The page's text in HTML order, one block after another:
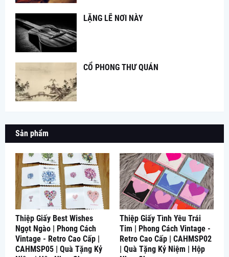
LẶNG LẼ NƠI NÀY
CỔ PHONG THƯ QUÁN
Sản phẩm
Thiệp Giấy Best Wishes
Ngọt Ngào | Phong Cách
Vintage - Retro Cao Cấp |
CAHMSP05 | Quà Tặng Kỷ
Thiệp Giấy Tình Yêu Trái
Tim | Phong Cách Vintage -
Retro Cao Cấp | CAHMSP02
| Quà Tặng Kỷ Niệm | Hộp